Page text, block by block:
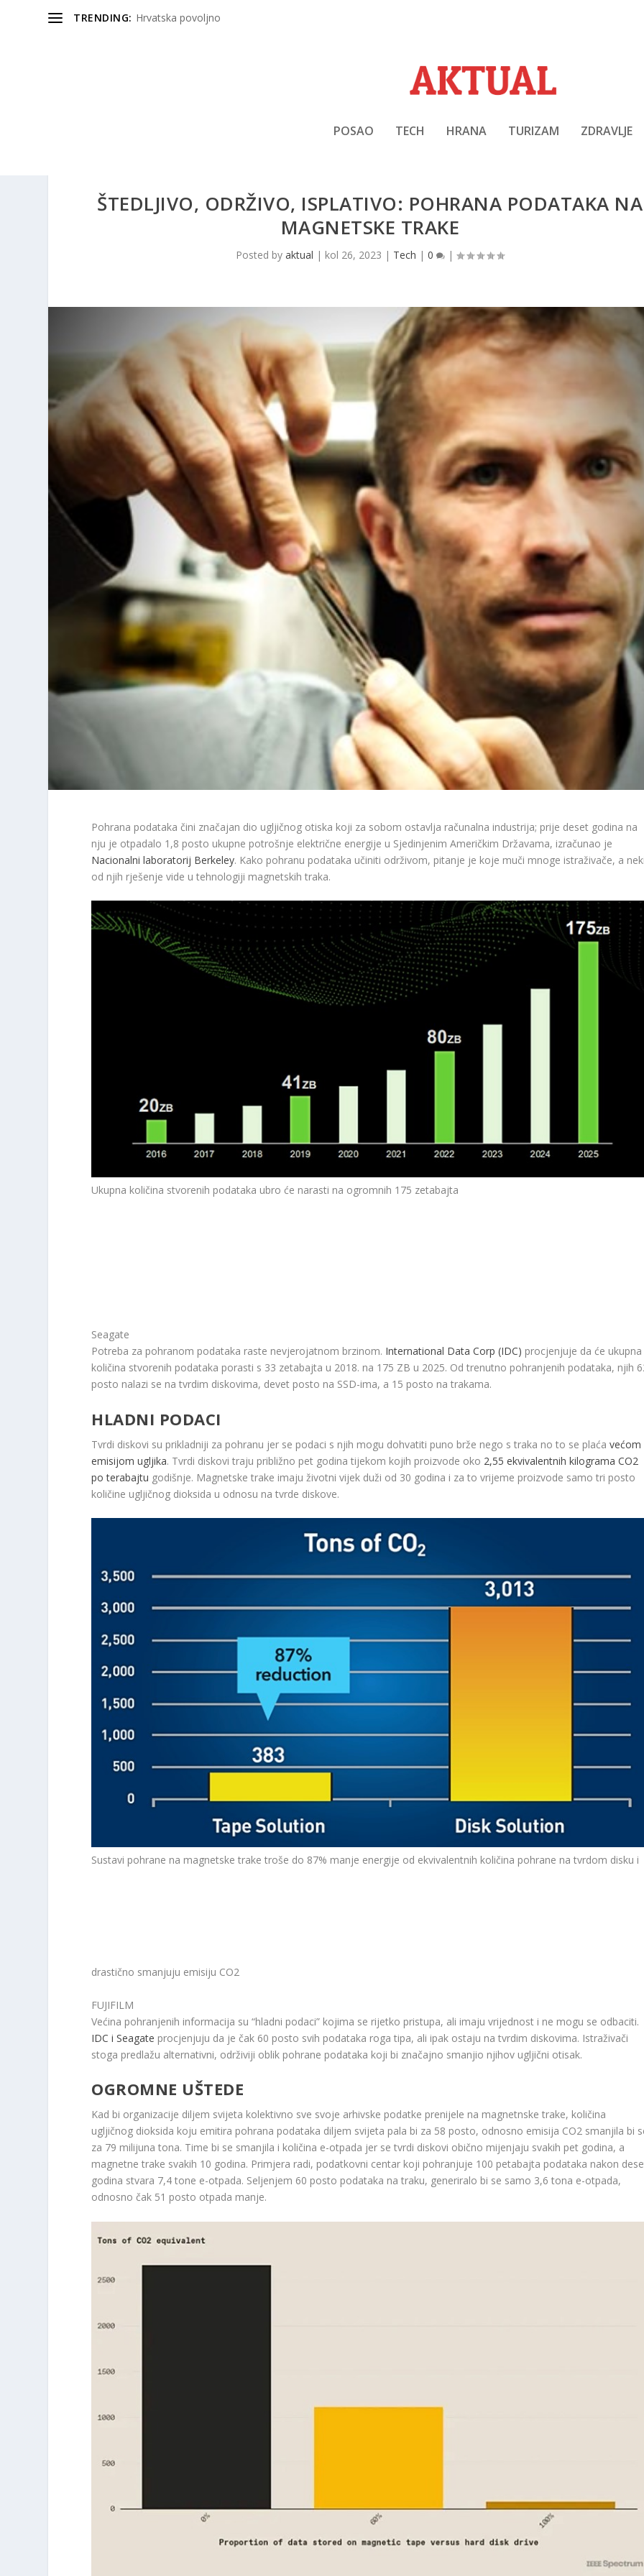
TRENDING: Hrvatska povoljno
POSAO TECH HRANA TURIZAM ZDRAVLJE
ŠTEDLJIVO, ODRŽIVO, ISPLATIVO: POHRANA PODATAKA NA
MAGNETSKE TRAKE
Posted byaktual | kol 26, 2023 | Tech |0 |
Pohrana podataka čini značajan dio ugljičnog otiska koji za sobom ostavlja računalna industrija; prije deset godina na
nju je otpadalo 1,8 posto ukupne potrošnje električne energije u Sjedinjenim Američkim Državama, izračunao je
Nacionalni laboratorij Berkeley. Kako pohranu podataka učiniti održivom, pitanje je koje muči mnoge istraživače, a
od njih rješenje vide u tehnologiji magnetskih traka.
Ukupna količina stvorenih podataka ubro će narasti na ogromnih 175 zetabajta
Seagate
Potreba za pohranom podataka raste nevjerojatnom brzinom. International Data Corp (IDC) procjenjuje da će ukupna
količina stvorenih podataka porasti s 33 zetabajta u 2018. na 175 ZB u 2025. Od trenutno pohranjenih podataka, njih
posto nalazi se na tvrdim diskovima, devet posto na SSD-ima, a 15 posto na trakama.
HLADNI PODACI
Tvrdi diskovi su prikladniji za pohranu jer se podaci s njih mogu dohvatiti puno brže nego s traka no to se plaćavećom
emisijom ugljika. Tvrdi diskovi traju približno pet godina tijekom kojih proizvode oko 2,55 ekvivalentnih kilograma CO2
po terabajtu godišnje. Magnetske trake imaju životni vijek duži od 30 godina i za to vrijeme proizvode samo tri posto
količine ugljičnog dioksida u odnosu na tvrde diskove.
Sustavi pohrane na magnetske trake troše do 87% manje energije od ekvivalentnih količina pohrane na tvrdom disku i
drastično smanjuju emisiju CO2
FUJIFILM
Većina pohranjenih informacija su “hladni podaci” kojima se rijetko pristupa, ali imaju vrijednost i ne mogu se odbaciti.
IDC i Seagate procjenjuju da je čak 60 posto svih podataka roga tipa, ali ipak ostaju na tvrdim diskovima. Istraživači
stoga predlažu alternativni, održiviji oblik pohrane podataka koji bi značajno smanjio njihov ugljični otisak.
OGROMNE UŠTEDE
Kad bi organizacije diljem svijeta kolektivno sve svoje arhivske podatke prenijele na magnetnske trake, količina
ugljičnog dioksida koju emitira pohrana podataka diljem svijeta pala bi za 58 posto, odnosno emisija CO2 smanjila bi
za 79 milijuna tona. Time bi se smanjila i količina e-otpada jer se tvrdi diskovi obično mijenjaju svakih pet godina, a
magnetne trake svakih 10 godina. Primjera radi, podatkovni centar koji pohranjuje 100 petabajta podataka nakon
godina stvara 7,4 tone e-otpada. Seljenjem 60 posto podataka na traku, generiralo bi se samo 3,6 tona e-otpada,
odnosno čak 51 posto otpada manje.